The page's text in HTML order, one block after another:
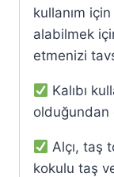
kullanım
alabilmek
etmenizi
Kalıbı
olduğundan
Alçı, taş
kokulu taş